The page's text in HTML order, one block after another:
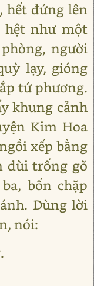
hết đứng lên
như một
người
lạy, gióng
tứ phương.
khung cảnh
Kim Hoa
xếp bằng
dùi trống gõ
bốn chặp
Dùng lời
nói: